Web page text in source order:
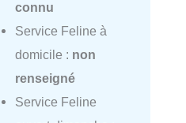
connu
Service Feline à
domicile : non
renseigné
Service Feline